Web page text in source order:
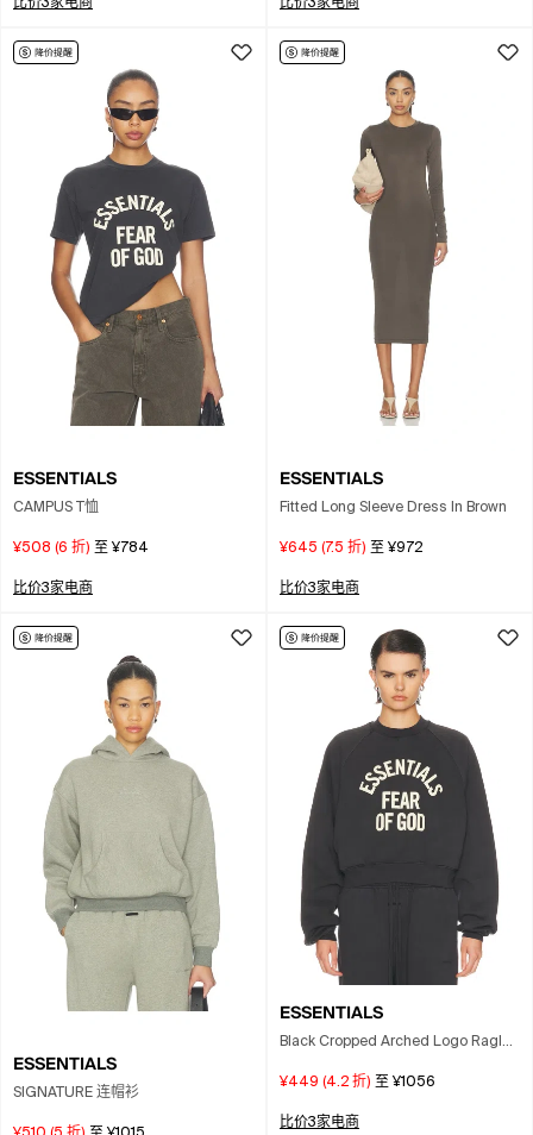
比价3家电商 比价3家电商
ESSENTIALS
CAMPUS T恤
¥508 (6 折) 至 ¥784
比价3家电商
ESSENTIALS
Fitted Long Sleeve Dress In Brown
¥645 (7.5 折) 至 ¥972
比价3家电商
ESSENTIALS
SIGNATURE 连帽衫
ESSENTIALS
Black Cropped Arched Logo Raglan
¥449 (4.2 折) 至 ¥1056
比价3家电商